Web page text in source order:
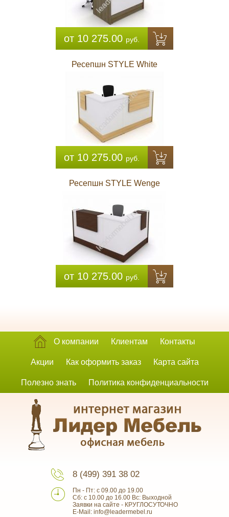
от 10 275.00 руб.
Ресепшн STYLE White
от 10 275.00 руб.
Ресепшн STYLE Wenge
от 10 275.00 руб.
О компании Клиентам Контакты
Акции Как оформить заказ Карта сайта
Полезно знать Политика конфиденциальности
8 (499) 391 38 02
Пн - Пт: с 09.00 до 19.00
Сб: с 10.00 до 16.00 Вс: Выходной
Заявки на сайте - КРУГЛОСУТОЧНО
E-Mail: info@leadermebel.ru